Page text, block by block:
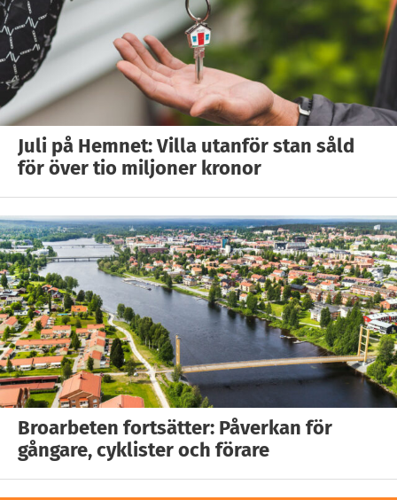
Juli på Hemnet: Villa utanför stan såld
för över tio miljoner kronor
Broarbeten fortsätter: Påverkan för
gångare, cyklister och förare